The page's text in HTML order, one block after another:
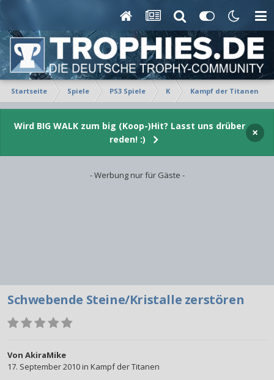
Startseite Spiele PS3 Spiele K Kampf der Titanen
Wird BIG WALK zum big (Koop-)Hit? Lasst uns drüber
reden! :)
×
- Werbung nur für Gäste -
Schwebende Steine/Kristalle zerstören
Von AkiraMike
17. September 2010in Kampf der Titanen